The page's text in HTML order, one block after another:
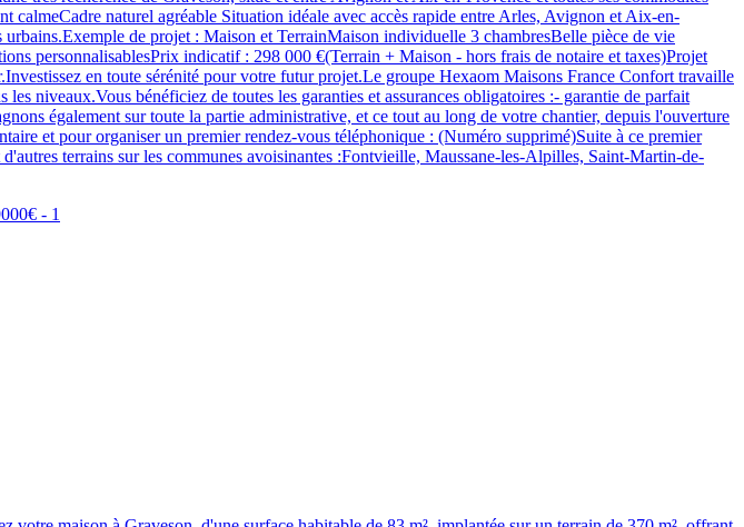
naturel agréable Situation idéale avec accès rapide entre Arles, Avignon et Aix-en-
de projet : Maison et TerrainMaison individuelle 3 chambresBelle pièce de vie
personnalisablesPrix indicatif : 298 000 €(Terrain + Maison - hors frais de notaire et taxes)Projet
en toute sérénité pour votre futur projet.Le groupe Hexaom Maisons France Confort travaille
niveaux.Vous bénéficiez de toutes les garanties et assurances obligatoires :- garantie de parfait
également sur toute la partie administrative, et ce tout au long de votre chantier, depuis l'ouverture
et pour organiser un premier rendez-vous téléphonique : (Numéro supprimé)Suite à ce premier
terrains sur les communes avoisinantes :Fontvieille, Maussane-les-Alpilles, Saint-Martin-de-